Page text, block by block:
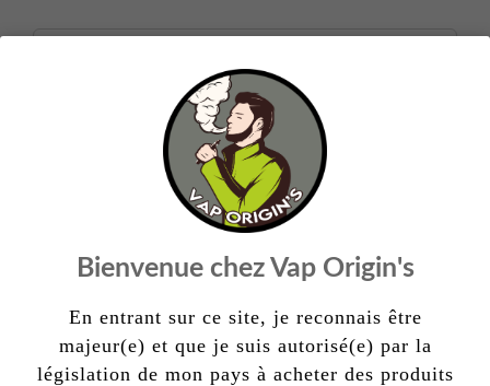
Hippie Pop 50ml Poppy S
19,90 €
DISPONIBLE
19,90 €
DISPONIBLE
Bienvenue chez Vap Origin's
En entrant sur ce site, je reconnais être
majeur(e) et que je suis autorisé(e) par la
législation de mon pays à acheter des produits